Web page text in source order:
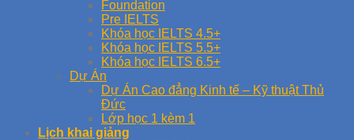
Foundation
Pre IELTS
Khóa học IELTS 4.5+
Khóa học IELTS 5.5+
Khóa học IELTS 6.5+
Dự Án
Dự Án Cao đẳng Kinh tế – Kỹ thuật Thủ
Đức
Lớp học 1 kèm 1
Lịch khai giảng